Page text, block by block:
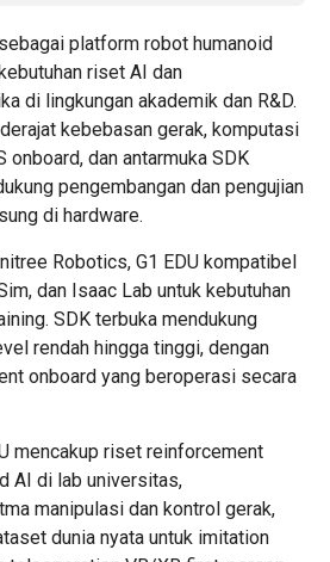
platform robot humanoid
riset AI dan
di lingkungan akademik dan R&D.
kebebasan gerak, komputasi
onboard, dan antarmuka SDK
pengembangan dan pengujian
di hardware.
Robotics, G1 EDU kompatibel
dan Isaac Lab untuk kebutuhan
SDK terbuka mendukung
rendah hingga tinggi, dengan
onboard yang beroperasi secara
mencakup riset reinforcement
AI di lab universitas,
manipulasi dan kontrol gerak,
dunia nyata untuk imitation